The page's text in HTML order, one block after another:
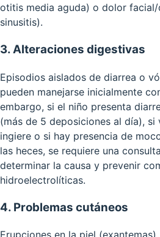
otitis media aguda) o dolor
sinusitis).
3. Alteraciones digestivas
Episodios aislados de diarrea o
pueden manejarse inicialmente
embargo, si el niño presenta
(más de 5 deposiciones al día),
ingiere o si hay presencia de
las heces, se requiere una
determinar la causa y prevenir
hidroelectrolíticas.
4. Problemas cutáneos